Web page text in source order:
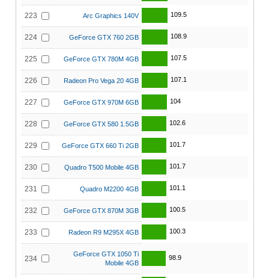
223 Arc Graphics 140V 109.5
224 GeForce GTX 760 2GB 108.9
225 GeForce GTX 780M 4GB 107.5
226 Radeon Pro Vega 20 4GB 107.1
227 GeForce GTX 970M 6GB 104
228 GeForce GTX 580 1.5GB 102.6
229 GeForce GTX 660 Ti 2GB 101.7
230 Quadro T500 Mobile 4GB 101.7
231 Quadro M2200 4GB 101.1
232 GeForce GTX 870M 3GB 100.5
233 Radeon R9 M295X 4GB 100.3
234
GeForce GTX 1050 Ti
Mobile 4GB
98.9